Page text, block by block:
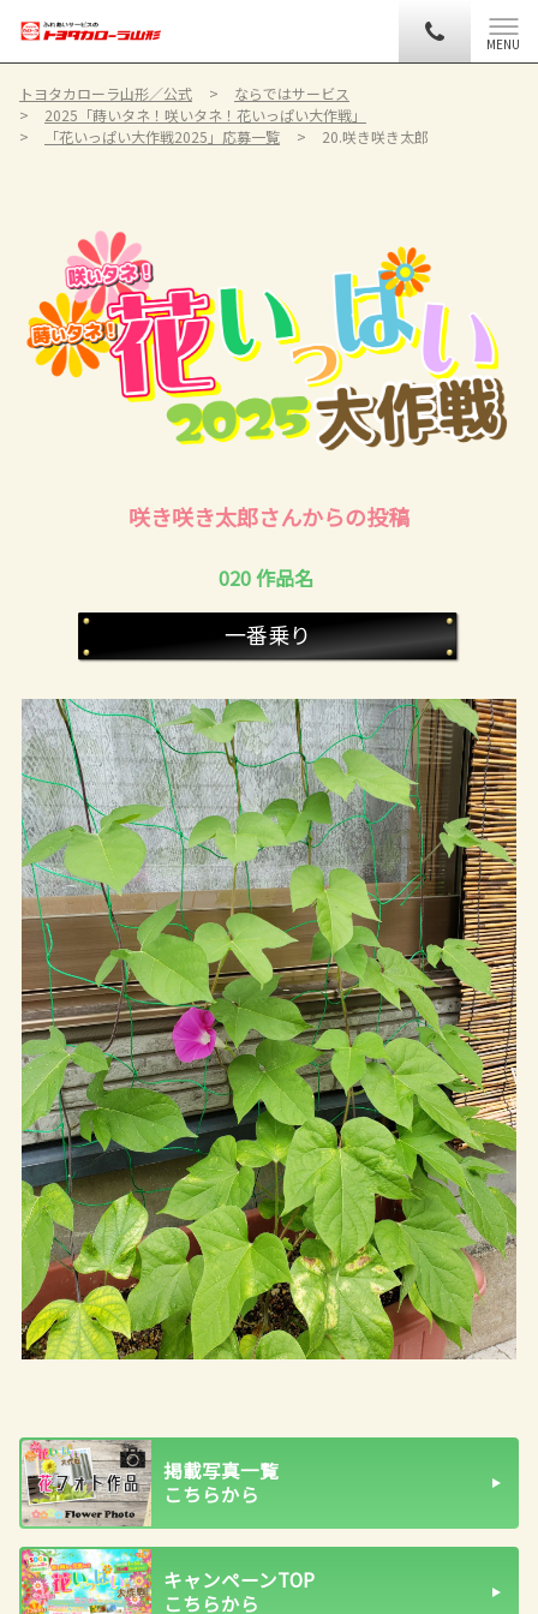
MENU
トヨタカローラ山形／公式
ならではサービス
2025「蒔いタネ！咲いタネ！花いっぱい大作戦」
「花いっぱい大作戦2025」応募一覧
20.咲き咲き太郎
020 作品名
一番乗り
咲き咲き太郎さんからの投稿
掲載写真一覧
こちらから
キャンペーンTOP
こちらから